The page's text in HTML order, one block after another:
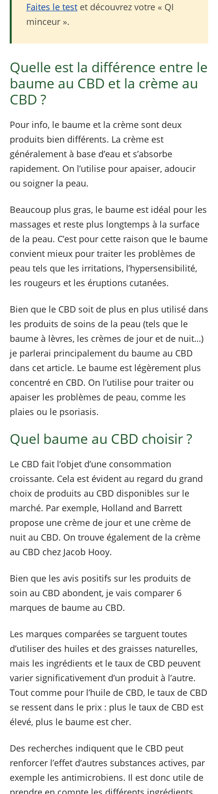
Faites le test et découvrez votre « QI
minceur ».
Quelle est la différence entre le
baume au CBD et la crème au
CBD ?
Pour info, le baume et la crème sont deux
produits bien différents. La crème est
généralement à base d’eau et s’absorbe
rapidement. On l’utilise pour apaiser, adoucir
ou soigner la peau.
Beaucoup plus gras, le baume est idéal pour les
massages et reste plus longtemps à la surface
de la peau. C’est pour cette raison que le baume
convient mieux pour traiter les problèmes de
peau tels que les irritations, l’hypersensibilité,
les rougeurs et les éruptions cutanées.
Bien que le CBD soit de plus en plus utilisé dans
les produits de soins de la peau (tels que le
baume à lèvres, les crèmes de jour et de nuit…)
je parlerai principalement du baume au CBD
dans cet article. Le baume est légèrement plus
concentré en CBD. On l’utilise pour traiter ou
apaiser les problèmes de peau, comme les
plaies ou le psoriasis.
Quel baume au CBD choisir ?
Le CBD fait l’objet d’une consommation
croissante. Cela est évident au regard du grand
choix de produits au CBD disponibles sur le
marché. Par exemple, Holland and Barrett
propose une crème de jour et une crème de
nuit au CBD. On trouve également de la crème
au CBD chez Jacob Hooy.
Bien que les avis positifs sur les produits de
soin au CBD abondent, je vais comparer 6
marques de baume au CBD.
Les marques comparées se targuent toutes
d’utiliser des huiles et des graisses naturelles,
mais les ingrédients et le taux de CBD peuvent
varier significativement d’un produit à l’autre.
Tout comme pour l’huile de CBD, le taux de CBD
se ressent dans le prix : plus le taux de CBD est
élevé, plus le baume est cher.
Des recherches indiquent que le CBD peut
renforcer l’effet d’autres substances actives, par
exemple les antimicrobiens. Il est donc utile de